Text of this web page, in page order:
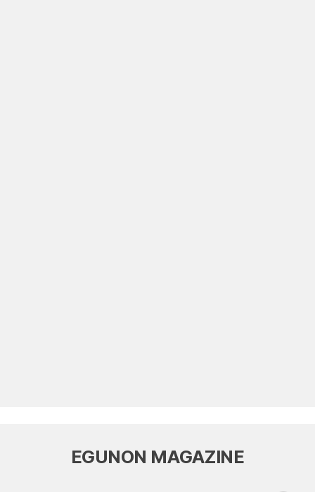
EGUNON MAGAZINE